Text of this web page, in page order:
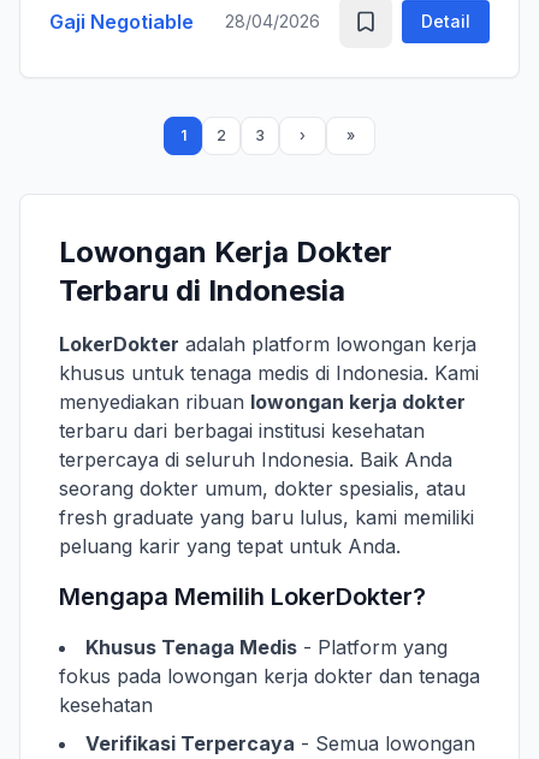
Gaji Negotiable 28/04/2026 Detail
1 2 3
Lowongan Kerja Dokter
Terbaru di Indonesia
LokerDokter adalah platform lowongan kerja
khusus untuk tenaga medis di Indonesia. Kami
menyediakan ribuan lowongan kerja dokter
terbaru dari berbagai institusi kesehatan
terpercaya di seluruh Indonesia. Baik Anda
seorang dokter umum, dokter spesialis, atau
fresh graduate yang baru lulus, kami memiliki
peluang karir yang tepat untuk Anda.
Mengapa Memilih LokerDokter?
Khusus Tenaga Medis - Platform yang
fokus pada lowongan kerja dokter dan tenaga
kesehatan
Verifikasi Terpercaya - Semua lowongan